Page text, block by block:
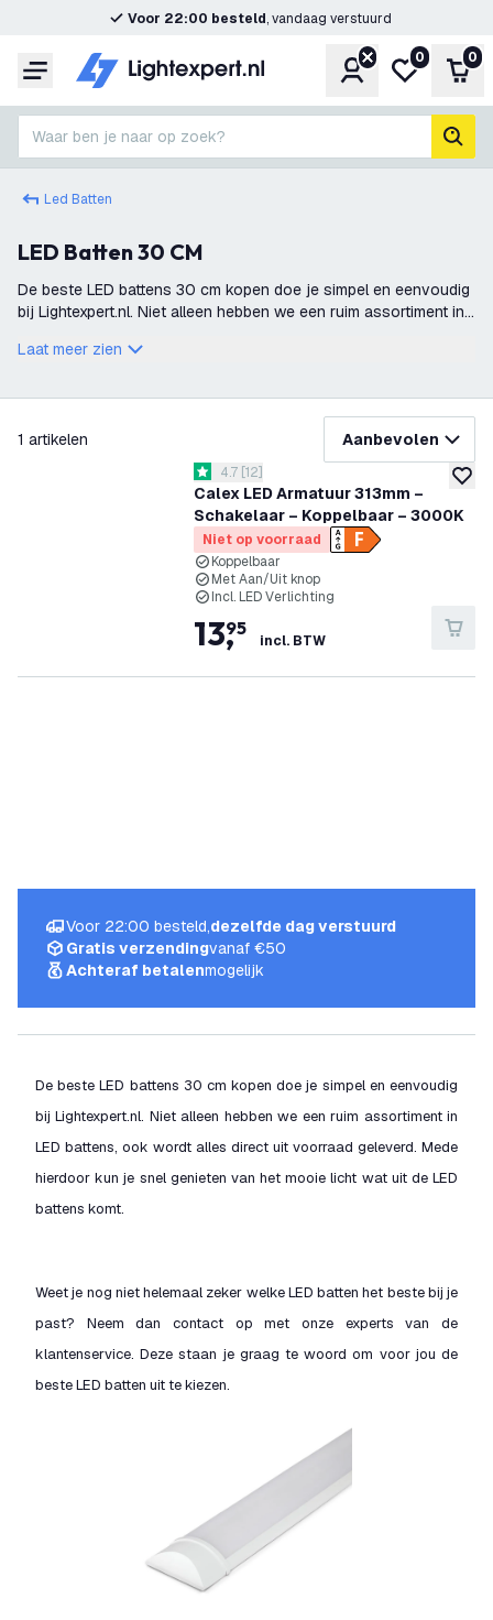
Voor 22:00 besteld, vandaag verstuurd
Menu Account
Mijn
0 0
Waar ben je naar op zoek?
Led Batten
LED Batten 30 CM
De beste LED battens 30 cm kopen doe je simpel en eenvoudig
bij Lightexpert.nl. Niet alleen hebben we een ruim assortiment in
hierdoor k
Laat meer zien
1 artikelen Aanbevolen
Calex LED Armatuur 313mm –
Schakelaar – Koppelbaar – 3000K
reviews drawer openen
4.7 score sterren
4.7 [12]
Niet op voorraad
Koppelbaar
Met Aan/Uit knop
Incl. LED Verlichting
13,
95
incl. BTW
Voor 22:00 besteld,dezelfde dag verstuurd
Gratis verzendingvanaf €50
Achteraf betalenmogelijk
filteren
De beste LED battens 30 cm kopen doe je simpel en eenvoudig
bij Lightexpert.nl. Niet alleen hebben we een ruim assortiment in
LED battens, ook wordt alles direct uit voorraad geleverd. Mede
hierdoor kun je snel genieten van het mooie licht wat uit de LED
battens komt.
Weet je nog niet helemaal zeker welke LED batten het beste bij je
past? Neem dan contact op met onze experts van de
klantenservice. Deze staan je graag te woord om voor jou de
beste LED batten uit te kiezen.